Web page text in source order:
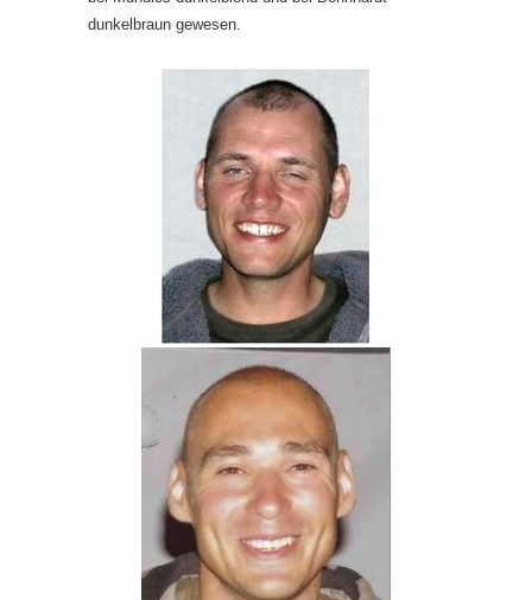
dunkelbraun gewesen.